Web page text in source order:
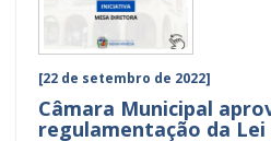
[22 de setembro de 2022]
Câmara Municipal
regulamentação da